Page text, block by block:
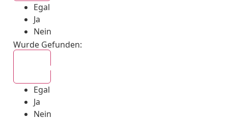
Egal
Ja
Nein
Wurde Gefunden:
Egal
Ja
Nein